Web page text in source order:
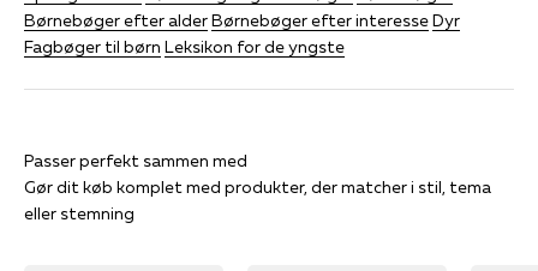
Børnebøger efter alderBørnebøger efter interesseDyr
Fagbøger til børn Leksikon for de yngste
Gør dit køb komplet med produkter, der matcher i stil, tema
eller stemning